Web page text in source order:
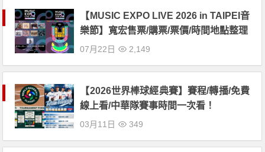
【MUSIC EXPO LIVE 2026 in TAIPEI音
樂節】寬宏售票/購票/票價/時間地點整理
07月22日 2,149
【2026世界棒球經典賽】賽程/轉播/免費
線上看/中華隊賽事時間一次看！
03月11日 349